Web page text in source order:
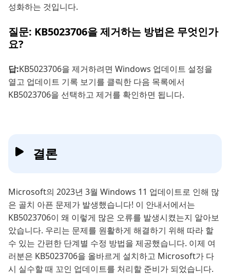
성화하는 것입니다.
질문: KB5023706을 제거하는 방법은 무엇인가
요?
답:KB5023706을 제거하려면 Windows 업데이트 설정을
열고 업데이트 기록 보기를 클릭한 다음 목록에서
KB5023706을 선택하고 제거를 확인하면 됩니다.
결론
Microsoft의 2023년 3월 Windows 11 업데이트로 인해 많
은 골치 아픈 문제가 발생했습니다! 이 안내서에서는
KB5023706이 왜 이렇게 많은 오류를 발생시켰는지 알아보
았습니다. 우리는 문제를 원활하게 해결하기 위해 따라 할
수 있는 간편한 단계별 수정 방법을 제공했습니다. 이제 여
러분은 KB5023706을 올바르게 설치하고 Microsoft가 다
시 실수할 때 꼬인 업데이트를 처리할 준비가 되었습니다.